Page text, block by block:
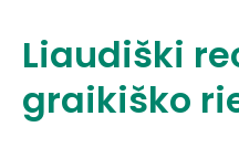
Liaudiški
graikiško